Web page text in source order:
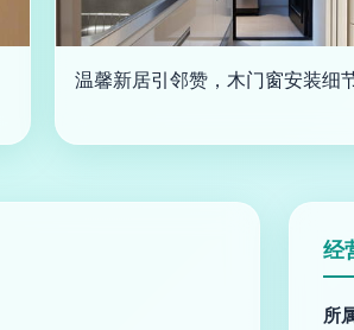
温馨新居引邻赞，木门窗安装细
经
所